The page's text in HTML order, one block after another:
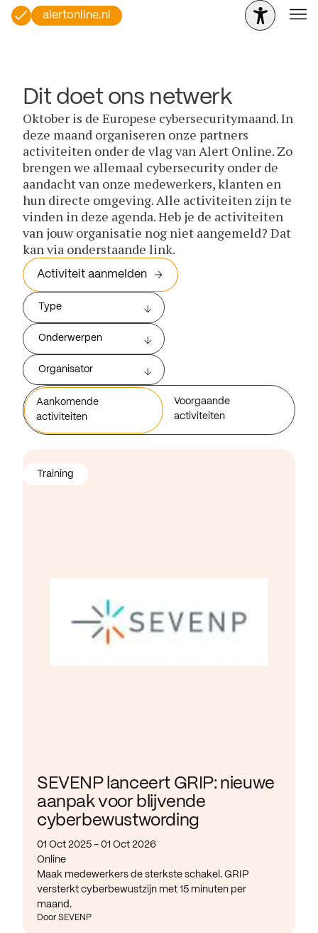
alertonline.nl
Dit doet ons netwerk
Oktober is de Europese cybersecuritymaand. In
deze maand organiseren onze partners
activiteiten onder de vlag van Alert Online. Zo
brengen we allemaal cybersecurity onder de
aandacht van onze medewerkers, klanten en
hun directe omgeving. Alle activiteiten zijn te
vinden in deze agenda. Heb je de activiteiten
van jouw organisatie nog niet aangemeld? Dat
kan via onderstaande link.
Activiteit aanmelden
Type
Onderwerpen
Organisator
Aankomende
activiteiten
Voorgaande
activiteiten
SEVENP lanceert GRIP: nieuwe
aanpak voor blijvende
cyberbewustwording
01 Oct 2025 - 01 Oct 2026
Online
Maak medewerkers de sterkste schakel. GRIP
versterkt cyberbewustzijn met 15 minuten per
maand.
Door SEVENP
Training